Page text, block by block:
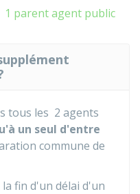
1 parent agent public
tous les 2 agents
un seul d'entre
commune de
fin d'un délai d'un